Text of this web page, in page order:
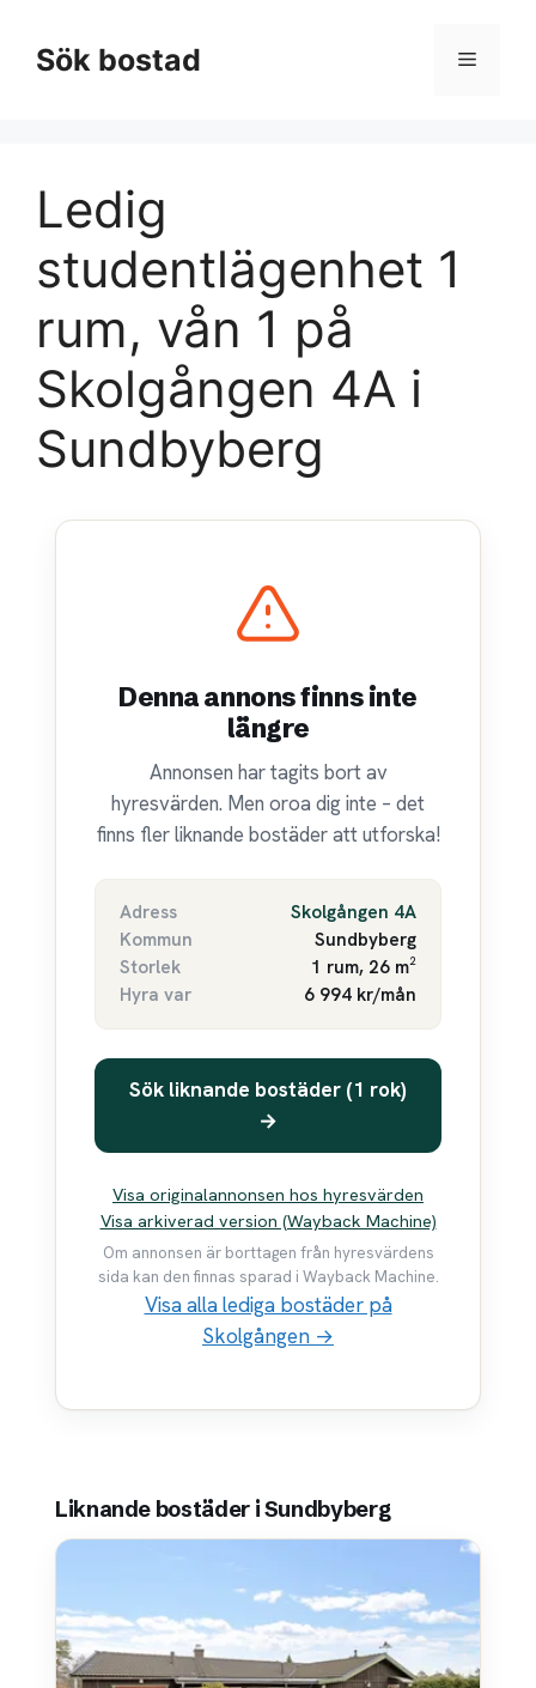
innehållSök bostad Meny
Ledig
studentlägenhet 1
rum, vån 1 på
Skolgången 4A i
Sundbyberg
Denna annons finns inte
längre
Annonsen har tagits bort av
hyresvärden. Men oroa dig inte – det
finns fler liknande bostäder att utforska!
Adress
Skolgången 4A
Kommun
Sundbyberg
Storlek
1 rum, 26 m²
Hyra var
6 994 kr/mån
Sök liknande bostäder (1 rok)
→
Visa originalannonsen hos hyresvärden
Visa arkiverad version (Wayback Machine)
Om annonsen är borttagen från hyresvärdens
sida kan den finnas sparad i Wayback Machine.
Visa alla lediga bostäder på
Skolgången →
Liknande bostäder i Sundbyberg